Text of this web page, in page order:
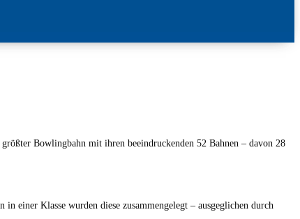
Bowlingbahn mit ihren beeindruckenden 52 Bahnen – davon 28
in einer Klasse wurden diese zusammengelegt – ausgeglichen durch